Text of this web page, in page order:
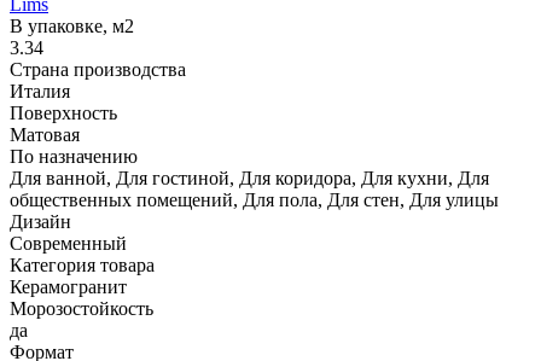
В упаковке, м2
3.34
Страна производства
Италия
Поверхность
Матовая
По назначению
Для ванной, Для гостиной, Для коридора, Для кухни, Для
общественных помещений, Для пола, Для стен, Для улицы
Дизайн
Современный
Категория товара
Керамогранит
Морозостойкость
да
Формат